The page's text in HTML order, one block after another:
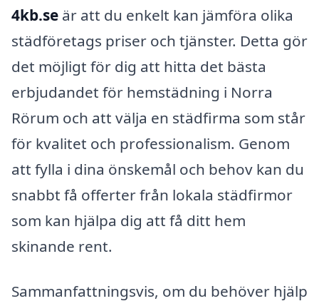
4kb.se är att du enkelt kan jämföra olika
städföretags priser och tjänster. Detta gör
det möjligt för dig att hitta det bästa
erbjudandet för hemstädning i Norra
Rörum och att välja en städfirma som står
för kvalitet och professionalism. Genom
att fylla i dina önskemål och behov kan du
snabbt få offerter från lokala städfirmor
som kan hjälpa dig att få ditt hem
skinande rent.
Sammanfattningsvis, om du behöver hjälp